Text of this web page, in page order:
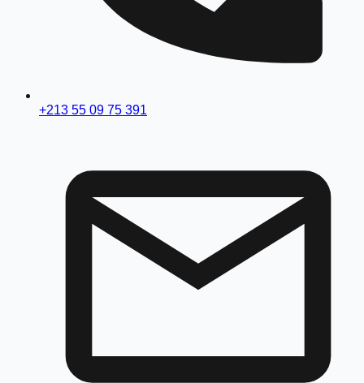
+213 55 09 75 391